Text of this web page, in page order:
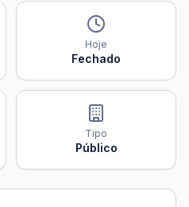
Hoje
Fechado
Tipo
Público